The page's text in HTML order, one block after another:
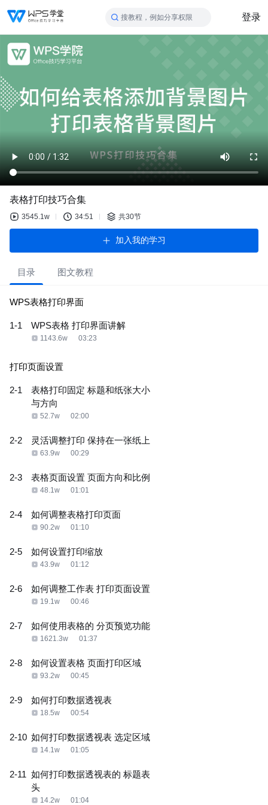
搜教程，例如分享权限 登录
表格打印技巧合集
3545.1w 34:51 共30节
加入我的学习
目录 图文教程
WPS表格打印界面
1-1 WPS表格 打印界面讲解
1143.6w 03:23
打印页面设置
2-1
表格打印固定 标题和纸张大小
与方向
52.7w 02:00
2-2 灵活调整打印 保持在一张纸上
63.9w 00:29
2-3 表格页面设置 页面方向和比例
48.1w 01:01
2-4 如何调整表格打印页面
90.2w 01:10
2-5 如何设置打印缩放
43.9w 01:12
2-6 如何调整工作表 打印页面设置
19.1w 00:46
2-7 如何使用表格的 分页预览功能
1621.3w 01:37
2-8 如何设置表格 页面打印区域
93.2w 00:45
2-9 如何打印数据透视表
18.5w 00:54
2-10 如何打印数据透视表 选定区域
14.1w 01:05
2-11 如何打印数据透视表的 标题表
头
14.2w 01:04